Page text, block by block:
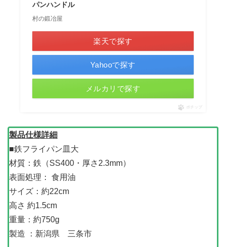
パンハンドル
村の鍛冶屋
楽天で探す
Yahooで探す
メルカリで探す
ポチップ
製品仕様詳細
■鉄フライパン皿大
材質：鉄（SS400・厚さ2.3mm）
表面処理： 食用油
サイズ：約22cm
高さ 約1.5cm
重量：約750g
製造 ：新潟県 三条市